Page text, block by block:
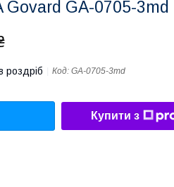
Govard GA-0705-3md
роздріб Код: GA-0705-3md
Купити з